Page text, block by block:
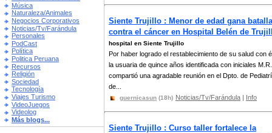
Música
Naturaleza/Animales
Negocios Corporativos
Noticias/Tv/Farándula
Personales
PodCast
Política
Politica Peruana
Recursos
Religión
Sociedad
Tecnología
Viajes Turismo
VideoJuegos
Videolog
Más blogs...
Siente Trujillo : Menor de edad gana batalla
contra el cáncer en Hospital Belén de
hospital en Siente Trujillo
Por haber logrado el restablecimiento de su salud con
la usuaria de quince años identificada con iniciales
compartió una agradable reunión en el Dpto. de
de...
guernicasun (18h) Noticias/Tv/Farándula | Info
Siente Trujillo : Curso taller fortalece la